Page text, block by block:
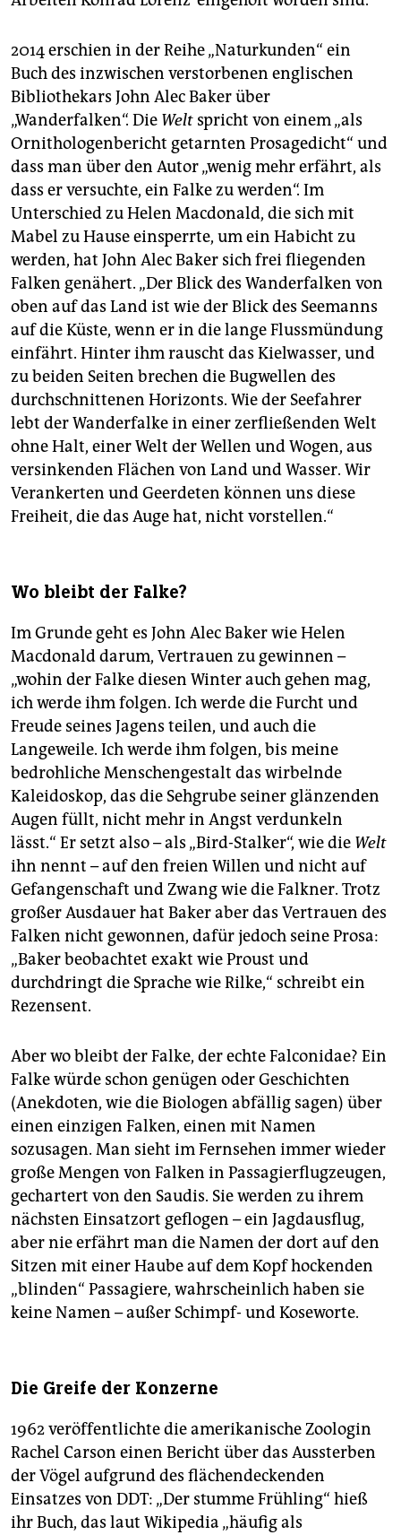
2014 erschien in der Reihe „Naturkunden“ ein
Buch des inzwischen verstorbenen englischen
Bibliothekars John Alec Baker über
„Wanderfalken“. Die Welt spricht von einem „als
Ornithologenbericht getarnten Prosagedicht“ und
dass man über den Autor „wenig mehr erfährt, als
dass er versuchte, ein Falke zu werden“. Im
Unterschied zu Helen Macdonald, die sich mit
Mabel zu Hause einsperrte, um ein Habicht zu
werden, hat John Alec Baker sich frei fliegenden
Falken genähert. „Der Blick des Wanderfalken von
oben auf das Land ist wie der Blick des Seemanns
auf die Küste, wenn er in die lange Flussmündung
einfährt. Hinter ihm rauscht das Kielwasser, und
zu beiden Seiten brechen die Bugwellen des
durchschnittenen Horizonts. Wie der Seefahrer
lebt der Wanderfalke in einer zerfließenden Welt
ohne Halt, einer Welt der Wellen und Wogen, aus
versinkenden Flächen von Land und Wasser. Wir
Verankerten und Geerdeten können uns diese
Freiheit, die das Auge hat, nicht vorstellen.“
Wo bleibt der Falke?
Im Grunde geht es John Alec Baker wie Helen
Macdonald darum, Vertrauen zu gewinnen –
„wohin der Falke diesen Winter auch gehen mag,
ich werde ihm folgen. Ich werde die Furcht und
Freude seines Jagens teilen, und auch die
Langeweile. Ich werde ihm folgen, bis meine
bedrohliche Menschengestalt das wirbelnde
Kaleidoskop, das die Sehgrube seiner glänzenden
Augen füllt, nicht mehr in Angst verdunkeln
lässt.“ Er setzt also – als „Bird-Stalker“, wie die Welt
ihn nennt – auf den freien Willen und nicht auf
Gefangenschaft und Zwang wie die Falkner. Trotz
großer Ausdauer hat Baker aber das Vertrauen des
Falken nicht gewonnen, dafür jedoch seine Prosa:
„Baker beobachtet exakt wie Proust und
durchdringt die Sprache wie Rilke,“ schreibt ein
Rezensent.
Aber wo bleibt der Falke, der echte Falconidae? Ein
Falke würde schon genügen oder Geschichten
(Anekdoten, wie die Biologen abfällig sagen) über
einen einzigen Falken, einen mit Namen
sozusagen. Man sieht im Fernsehen immer wieder
große Mengen von Falken in Passagierflugzeugen,
gechartert von den Saudis. Sie werden zu ihrem
nächsten Einsatzort geflogen – ein Jagdausflug,
aber nie erfährt man die Namen der dort auf den
Sitzen mit einer Haube auf dem Kopf hockenden
„blinden“ Passagiere, wahrscheinlich haben sie
keine Namen – außer Schimpf- und Koseworte.
Die Greife der Konzerne
1962 veröffentlichte die amerikanische Zoologin
Rachel Carson einen Bericht über das Aussterben
der Vögel aufgrund des flächendeckenden
Einsatzes von DDT: „Der stumme Frühling“ hieß
ihr Buch, das laut Wikipedia „häufig als